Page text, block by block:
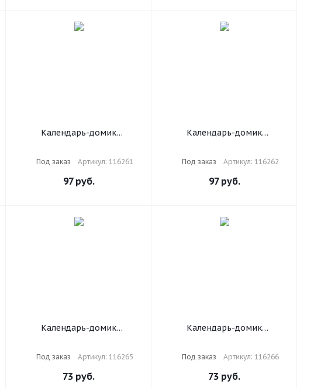
Календарь-домик
бегунком, 2025 г., BRAUBERG,
160х105 мм, "Символика",
116261
Под заказ Артикул: 116261
97руб.
Календарь-домик
бегунком, 2025 г., BRAUBERG,
160х105 мм, "Символ года",
116262
Под заказ Артикул: 116262
97руб.
Календарь-домик
г., BRAUBERG, 101х101 мм,
"Modern Art", 116265
Под заказ Артикул: 116265
73 руб.
Календарь-домик
г, BRAUBERG, 101х101 мм,
"Котики", 116266
Под заказ Артикул: 116266
73 руб.